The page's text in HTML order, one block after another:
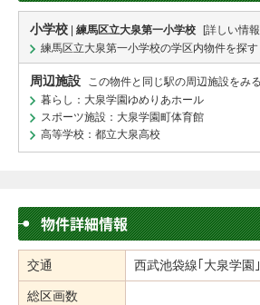
小学校 練馬区立大泉第一小学校 [詳しい情報
練馬区立大泉第一小学校の学区内物件を探す
周辺施設
この物件と同じ駅の周辺施設をみる
暮らし：大泉学園ゆめりあホール
スポーツ施設：大泉学園町体育館
高等学校：都立大泉高校
物件詳細情報
交通 西武池袋線｢大泉学
総区画数